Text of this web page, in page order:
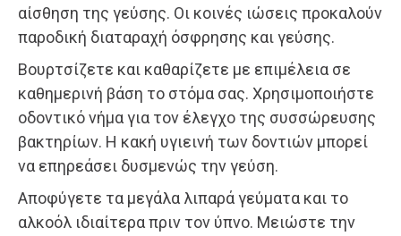
αίσθηση της γεύσης. Οι κοινές ιώσεις προκαλούν
παροδική διαταραχή όσφρησης και γεύσης.
Βουρτσίζετε και καθαρίζετε με επιμέλεια σε
καθημερινή βάση το στόμα σας. Χρησιμοποιήστε
οδοντικό νήμα για τον έλεγχο της συσσώρευσης
βακτηρίων. Η κακή υγιεινή των δοντιών μπορεί
να επηρεάσει δυσμενώς την γεύση.
Αποφύγετε τα μεγάλα λιπαρά γεύματα και το
αλκοόλ ιδιαίτερα πριν τον ύπνο. Μειώστε την